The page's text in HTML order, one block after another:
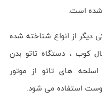
شده است.
دیگر از انواع شناخته شده
کوب ، دستگاه تاتو بدن
های تاتو از موتور
استفاده می شود.